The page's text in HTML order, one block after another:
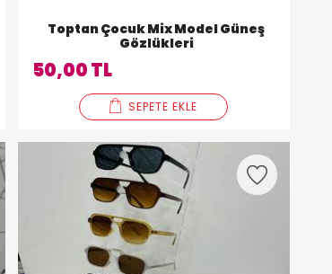
Toptan Çocuk Mix Model Güneş
Gözlükleri
50,00 TL
SEPETE EKLE